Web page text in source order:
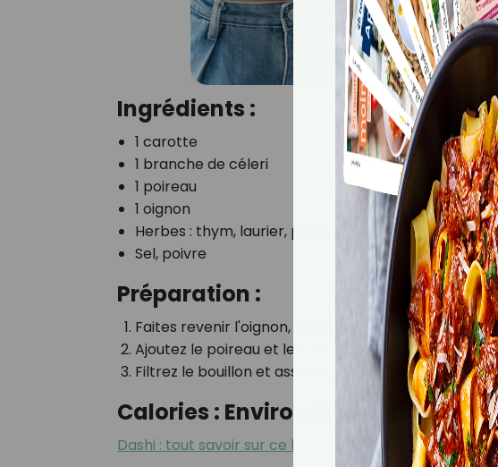
Ingrédients :
1 carotte
1 branche de céleri
1 poireau
1 oignon
Herbes : thym, laurier, persil
Sel, poivre
Préparation :
Faites revenir l'oignon, la carotte et le céleri dans un
Ajoutez le poireau et les herbes, couvrez d'eau et
Filtrez le bouillon et assaisonnez.
Calories : Environ 30 calories par
Dashi : tout savoir sur ce bouillon fondamental de la